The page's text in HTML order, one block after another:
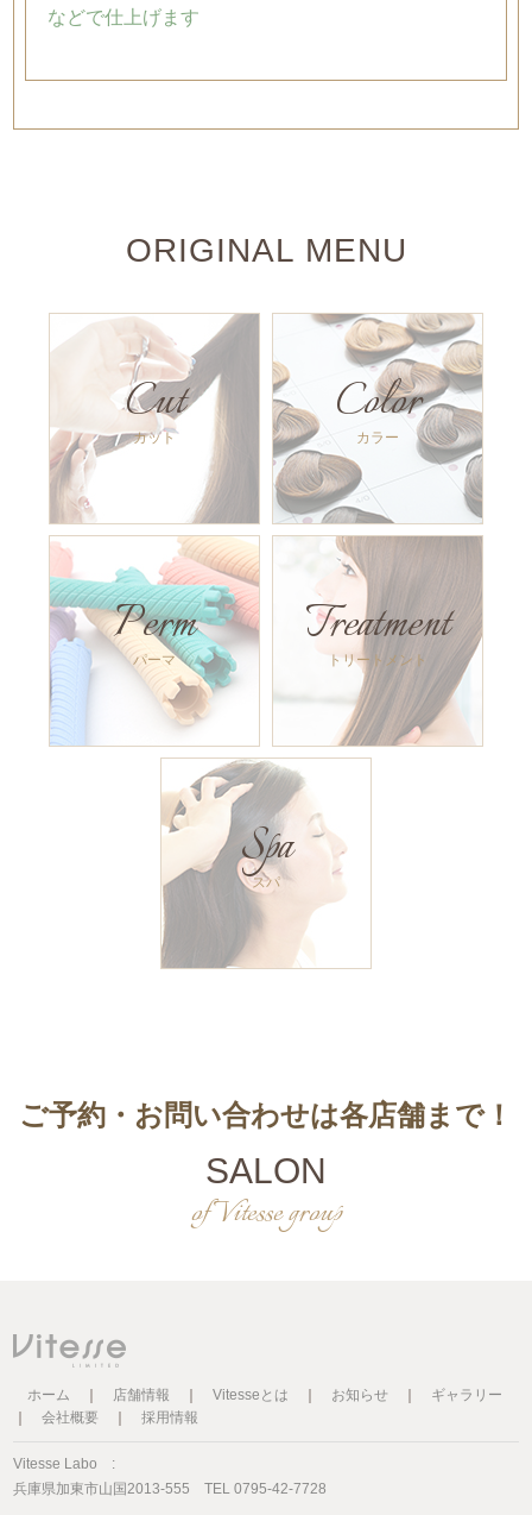
などで仕上げます
ORIGINAL MENU
Cut
カット
Color
カラー
Perm
パーマ
Treatment
トリートメント
Spa
スパ
ご予約・お問い合わせは各店舗まで！
SALON
of Vitesse group
ホーム 店舗情報 Vitesseとは お知らせ
ギャラリー
会社概要 採用情報
Vitesse Labo :
兵庫県加東市山国2013-555 TEL 0795-42-7728